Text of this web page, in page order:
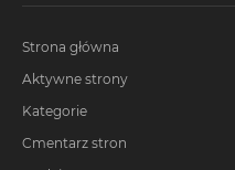
Strona główna
Aktywne strony
Kategorie
Cmentarz stron